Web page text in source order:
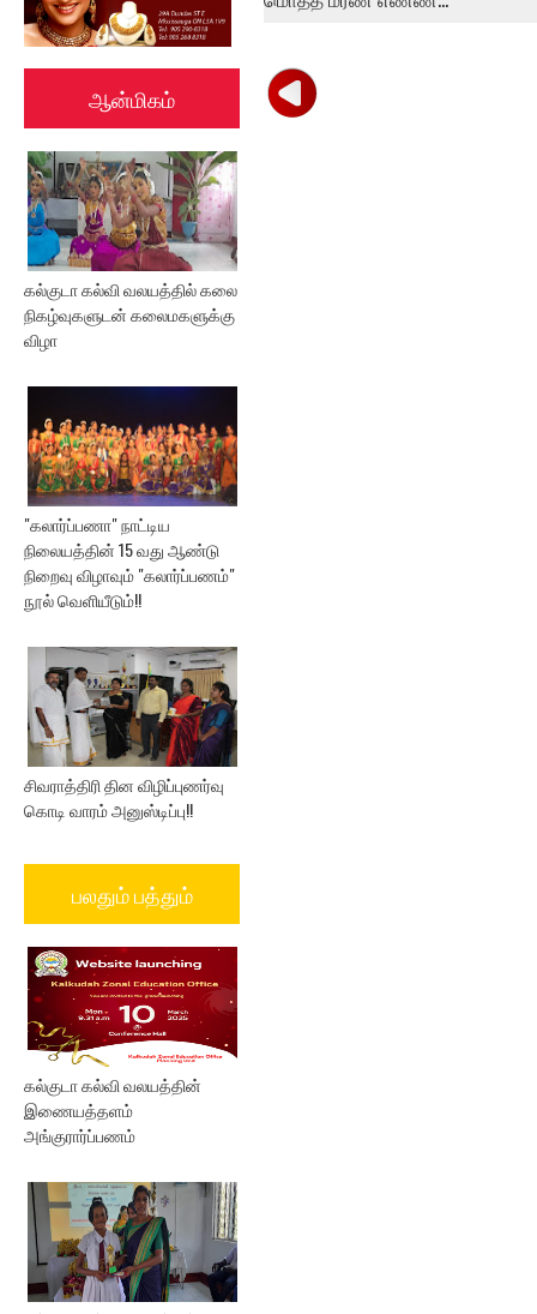
ஆன்மிகம்
கல்குடா கல்வி வலயத்தில் கலை
நிகழ்வுகளுடன் கலைமகளுக்கு
விழா
"கலார்ப்பணா" நாட்டிய
நிலையத்தின் 15 வது ஆண்டு
நிறைவு விழாவும் "கலார்ப்பணம்"
நூல் வெளியீடும்!!
சிவராத்திரி தின விழிப்புணர்வு
கொடி வாரம் அனுஸ்டிப்பு!!
பலதும் பத்தும்
கல்குடா கல்வி வலயத்தின்
இணையத்தளம்
அங்குரார்ப்பணம்